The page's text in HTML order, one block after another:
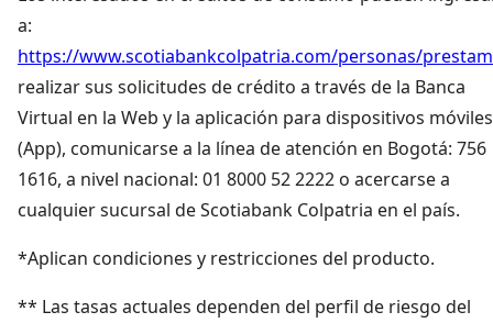
a:
https://www.scotiabankcolpatria.com/personas/
realizar sus solicitudes de crédito a través de la Banca
Virtual en la Web y la aplicación para dispositivos móviles
(App), comunicarse a la línea de atención en Bogotá: 756
1616, a nivel nacional: 01 8000 52 2222 o acercarse a
cualquier sucursal de Scotiabank Colpatria en el país.
*Aplican condiciones y restricciones del producto.
** Las tasas actuales dependen del perfil de riesgo del